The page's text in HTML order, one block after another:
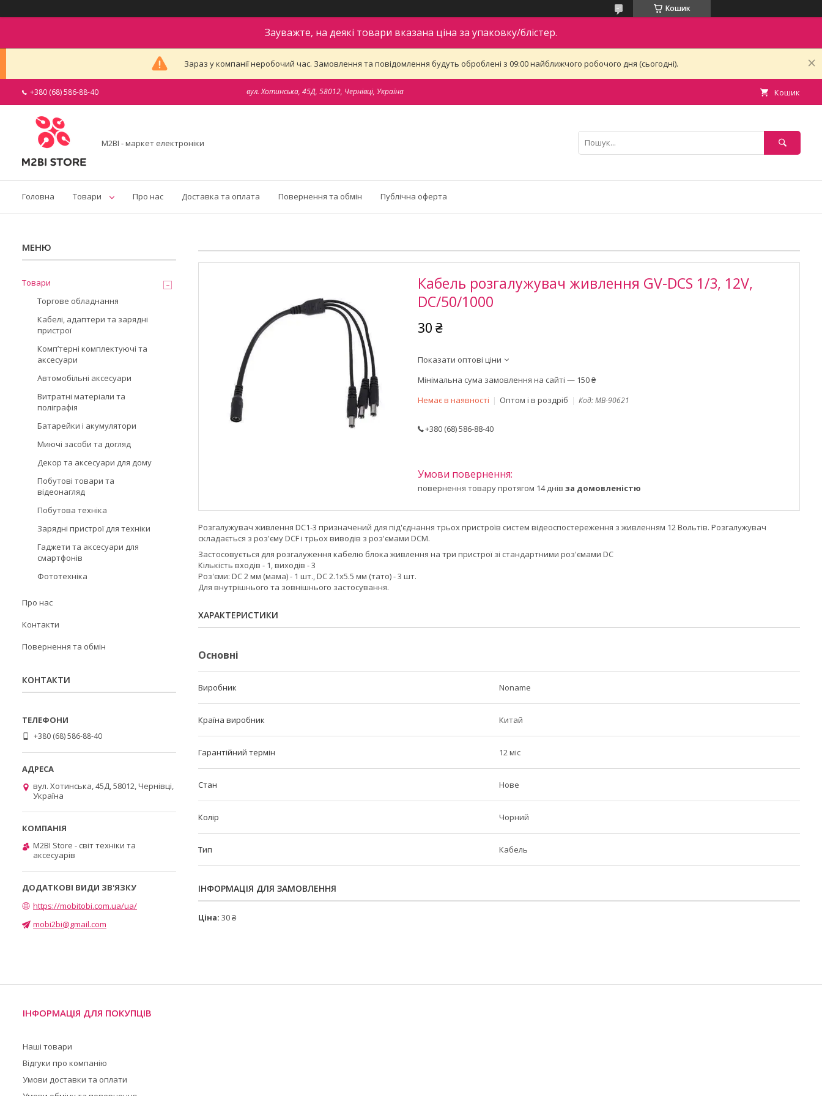
Кошик
Зауважте, на деякі товари вказана ціна за упаковку/блістер.
Зараз у компанії неробочий час. Замовлення та повідомлення будуть оброблені з 09:00 найближчого робочого дня (сьогодні).
+380 (68) 586-88-40 вул. Хотинська, 45Д, 58012, Чернівці, Україна Кошик
M2BI - маркет електроніки
Головна Товари Про нас Доставка та оплата Повернення та обмін Публічна оферта
Кабель розгалужувач живлення GV-DCS 1/3, 12V,
DC/50/1000
30 ₴
Показати оптові ціни
Мінімальна сума замовлення на сайті — 150 ₴
Немає в наявності
Оптом і в роздріб Код:MB-90621
+380 (68) 586-88-40
повернення товару протягом 14 днів за домовленістю
Розгалужувач живлення DC1-3 призначений для під'єднання трьох пристроїв систем відеоспостереження з живленням 12 Вольтів. Розгалужувач
складається з роз'єму DCF і трьох виводів з роз'ємами DCM.
Застосовується для розгалуження кабелю блока живлення на три пристрої зі стандартними роз'ємами DC
Кількість входів - 1, виходів - 3
Роз'єми: DC 2 мм (мама) - 1 шт., DC 2.1x5.5 мм (тато) - 3 шт.
Для внутрішнього та зовнішнього застосування.
ХАРАКТЕРИСТИКИ
Основні
Виробник Noname
Країна виробник Китай
Гарантійний термін 12 міс
Стан Нове
Колір Чорний
Тип Кабель
ІНФОРМАЦІЯ ДЛЯ ЗАМОВЛЕННЯ
Ціна: 30 ₴
Товари
Торгове обладнання
Кабелі, адаптери та зарядні
пристрої
Компʼтерні комплектуючі та
аксесуари
Автомобільні аксесуари
Витратні матеріали та
поліграфія
Батарейки і акумулятори
Миючі засоби та догляд
Декор та аксесуари для дому
Побутові товари та
відеонагляд
Побутова техніка
Зарядні пристрої для техніки
Гаджети та аксесуари для
смартфонів
Фототехніка
Про нас
Контакти
Повернення та обмін
КОНТАКТИ
+380 (68) 586-88-40
вул. Хотинська, 45Д, 58012, Чернівці,
Україна
M2BI Store - світ техніки та
аксесуарів
https://mobitobi.com.ua/ua/
mobi2bi@gmail.com
ІНФОРМАЦІЯ ДЛЯ ПОКУПЦІВ
Наші товари
Відгуки про компанію
Умови доставки та оплати